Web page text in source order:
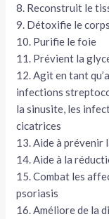
8. Reconstruit le
9. Détoxifie le
10. Purifie le foie
11. Prévient la
12. Agit en tant
infections
la sinusite, les
cicatrices
13. Aide à prévenir
14. Aide à la
15. Combat les
psoriasis
16. Améliore de la